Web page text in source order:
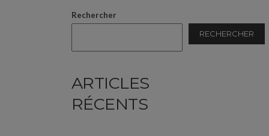
Rechercher
RECHERCHER
ARTICLES
RÉCENTS